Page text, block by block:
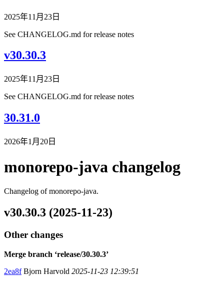
2025年11月23日
See CHANGELOG.md for release notes
v30.30.3
2025年11月23日
See CHANGELOG.md for release notes
30.31.0
2026年1月20日
monorepo-java changelog
Changelog of monorepo-java.
v30.30.3 (2025-11-23)
Other changes
Merge branch ‘release/30.30.3’
2ea8fBjorn Harvold 2025-11-23 12:39:51